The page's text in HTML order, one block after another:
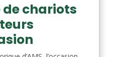
de chariots